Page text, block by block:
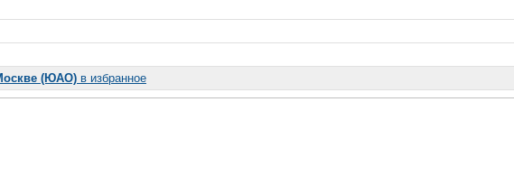
(ЮАО) в избранное